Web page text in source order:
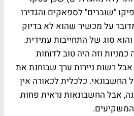
"שוברים" לספאקים והגדירו
על מכשיר שהוא לא בדיוק
סוג של התחייבות עתידית.
וזה היה טוב לדוחות
אבל רשות ניירות ערך שבוחנת את
כלכלית לכאורה אין
אבל החשבונאות נראית פחות